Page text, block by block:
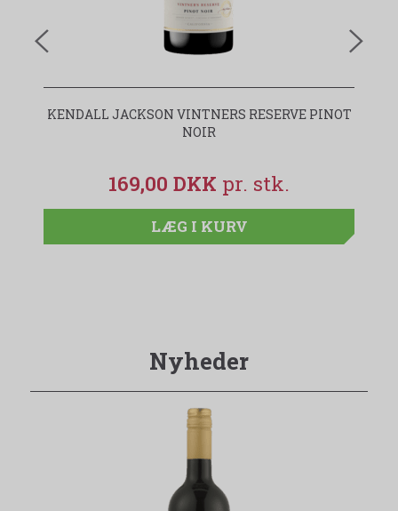
KENDALL JACKSON VINTNERS RESERVE PINOT
NOIR
169,00 DKK
LÆG I KURV
Nyheder